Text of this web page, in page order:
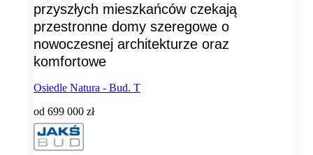
przyszłych mieszkańców czekają
przestronne domy szeregowe o
nowoczesnej architekturze oraz
komfortowe
Osiedle Natura - Bud. T
od 699 000 zł